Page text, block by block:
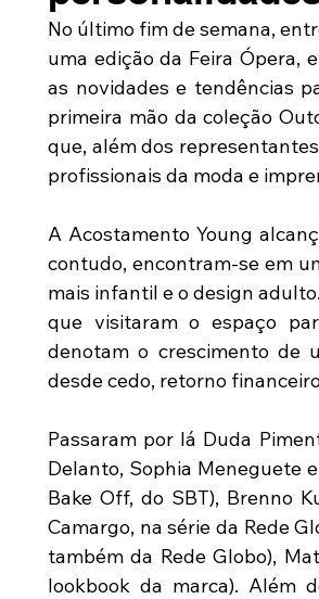
No último fim de semana,
uma edição da Feira Ópera,
as novidades e tendências
primeira mão da coleção
que, além dos
profissionais da moda e
A Acostamento Young
contudo, encontram-se em
mais infantil e o design
que visitaram o espaço
denotam o crescimento de
desde cedo, retorno
Passaram por lá Duda
Delanto, Sophia Meneguete
Bake Off, do SBT), Brenno
Camargo, na série da Rede
também da Rede Globo),
lookbook da marca). Além